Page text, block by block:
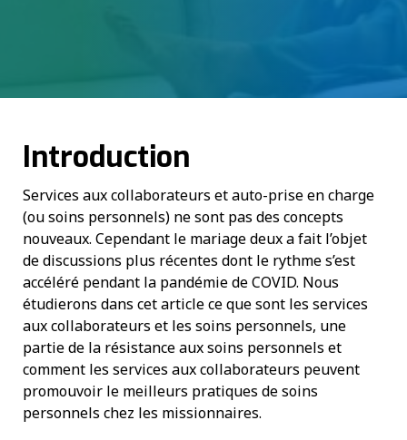
Introduction
Services aux collaborateurs et auto-prise en charge
(ou soins personnels) ne sont pas des concepts
nouveaux. Cependant le mariage deux a fait l’objet
de discussions plus récentes dont le rythme s’est
accéléré pendant la pandémie de COVID. Nous
étudierons dans cet article ce que sont les services
aux collaborateurs et les soins personnels, une
partie de la résistance aux soins personnels et
comment les services aux collaborateurs peuvent
promouvoir le meilleurs pratiques de soins
personnels chez les missionnaires.